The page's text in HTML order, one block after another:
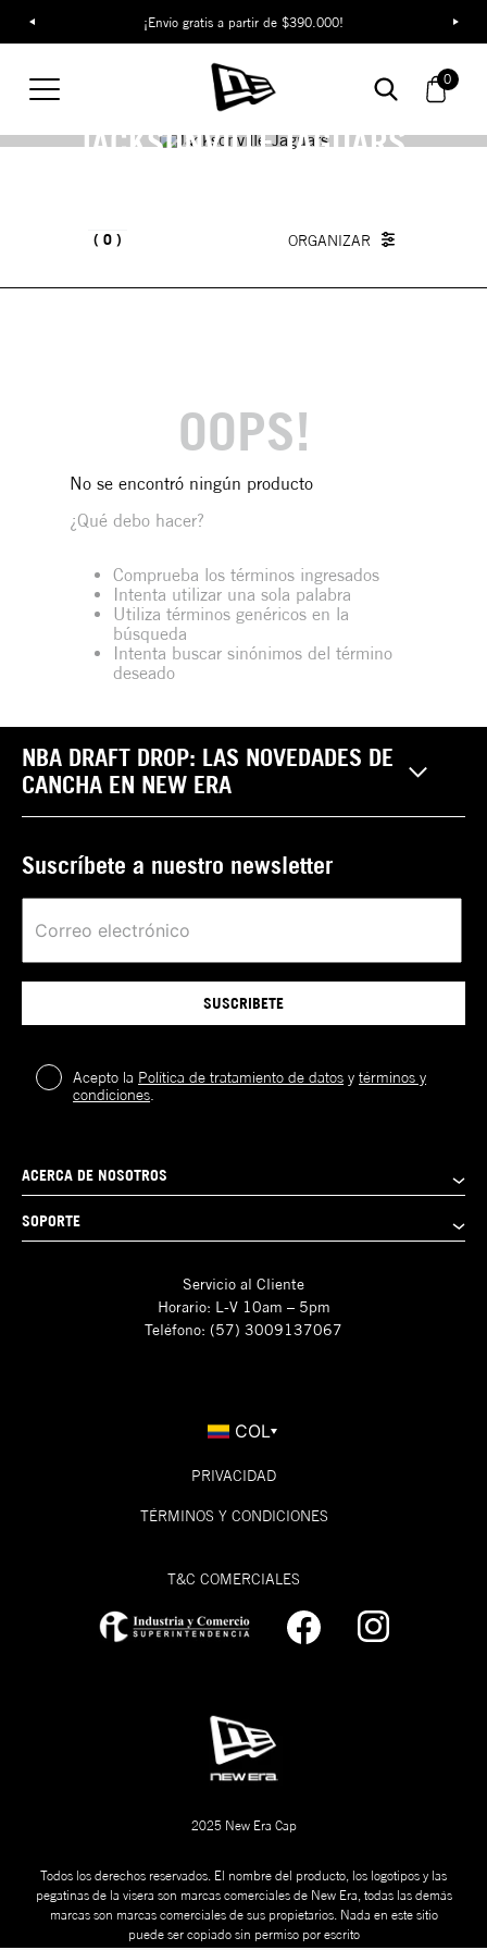
¡Envío gratis a partir de $390.000!
0
JACKSONVILLE JAGUARS
0
OOPS!
No se encontró ningún producto
¿Qué debo hacer?
Comprueba los términos ingresados
Intenta utilizar una sola palabra
Utiliza términos genéricos en la
búsqueda
Intenta buscar sinónimos del término
deseado
NBA DRAFT DROP: LAS NOVEDADES DE
CANCHA EN NEW ERA
Suscríbete a nuestro newsletter
SUSCRIBETE
Acepto la Política de tratamiento de datos ytérminos y
condiciones
ACERCA DE NOSOTROS
SOPORTE
Servicio al Cliente
Horario: L-V 10am – 5pm
Teléfono: (57) 3009137067
COL
PRIVACIDAD
TÉRMINOS Y CONDICIONES
T&C COMERCIALES
2025 New Era Cap
Todos los derechos reservados. El nombre del producto, los logotipos y las
pegatinas de la visera son marcas comerciales de New Era, todas las demás
marcas son marcas comerciales de sus propietarios. Nada en este sitio
puede ser copiado sin permiso por escrito